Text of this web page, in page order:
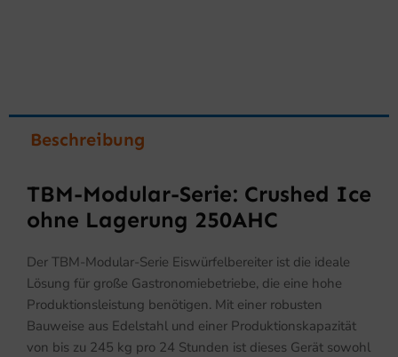
Beschreibung
TBM-Modular-Serie: Crushed Ice
ohne Lagerung 250AHC
Der TBM-Modular-Serie Eiswürfelbereiter ist die ideale
Lösung für große Gastronomiebetriebe, die eine hohe
Produktionsleistung benötigen. Mit einer robusten
Bauweise aus Edelstahl und einer Produktionskapazität
von bis zu 245 kg pro 24 Stunden ist dieses Gerät sowohl